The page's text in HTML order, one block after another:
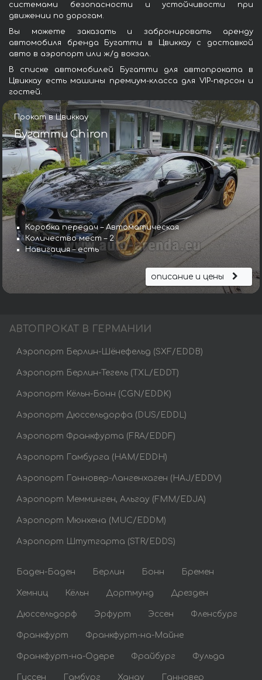
системами безопасности и устойчивости при
движении по дорогам.
Вы можете заказать и забронировать аренду
автомобиля бренда Бугатти в Цвиккау с доставкой
авто в аэропорт или ж/д вокзал.
В списке автомобилей Бугатти для автопроката в
Цвиккау есть машины премиум-класса для VIP-персон и
гостей.
Прокат в Цвиккау
Бугатти Chiron
Коробка передач – Автоматическая
Количество мест – 2
Навигация – есть
описание и цены
АВТОПРОКАТ В ГЕРМАНИИ
Аэропорт Берлин-Шёнефельд (SXF/EDDB)
Аэропорт Берлин-Тегель (TXL/EDDT)
Аэропорт Кёльн-Бонн (CGN/EDDK)
Аэропорт Дюссельдорфа (DUS/EDDL)
Аэропорт Франкфурта (FRA/EDDF)
Аэропорт Гамбурга (HAM/EDDH)
Аэропорт Ганновер-Лангенхаген (HAJ/EDDV)
Аэропорт Мемминген, Альгау (FMM/EDJA)
Аэропорт Мюнхена (MUC/EDDM)
Аэропорт Штутгарта (STR/EDDS)
Баден-Баден Берлин Бонн Бремен
Хемниц Кёльн Дортмунд Дрезден
Дюссельдорф Эрфурт Эссен Фленсбург
Франкфурт Франкфурт-на-Майне
Франкфурт-на-Одере Фрайбург Фульда
Гиссен Гамбург Ханау Ганновер